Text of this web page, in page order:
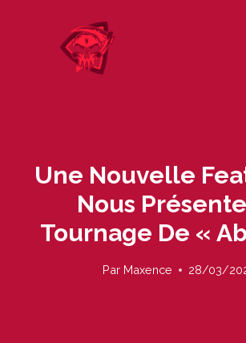
Une Nouvelle
Nous
Tournage De «
Par Maxence 28/03/